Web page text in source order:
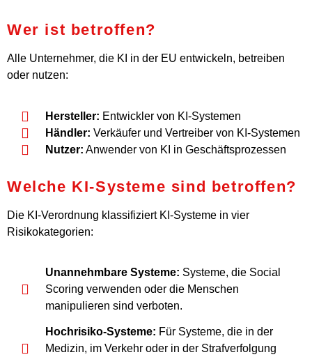
Wer ist betroffen?
Alle Unternehmer, die KI in der EU entwickeln, betreiben
oder nutzen:
Hersteller: Entwickler von KI-Systemen
Händler: Verkäufer und Vertreiber von KI-Systemen
Nutzer: Anwender von KI in Geschäftsprozessen
Welche KI-Systeme sind betroffen?
Die KI-Verordnung klassifiziert KI-Systeme in vier
Risikokategorien:
Unannehmbare Systeme: Systeme, die Social
Scoring verwenden oder die Menschen
manipulieren sind verboten.
Hochrisiko-Systeme: Für Systeme, die in der
Medizin, im Verkehr oder in der Strafverfolgung